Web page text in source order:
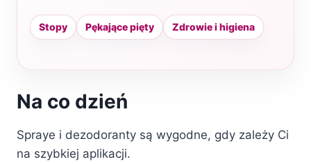
Stopy Pękające pięty Zdrowie i higiena
Na co dzień
Spraye i dezodoranty są wygodne, gdy zależy Ci
na szybkiej aplikacji.